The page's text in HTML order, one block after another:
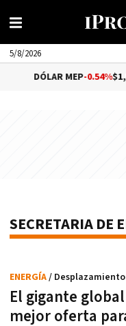
5/8/2026
DÓLAR MEP-0.54%
SECRETARIA DE
El gigante
mejor oferta
ENERGÍA/ Desplazamiento